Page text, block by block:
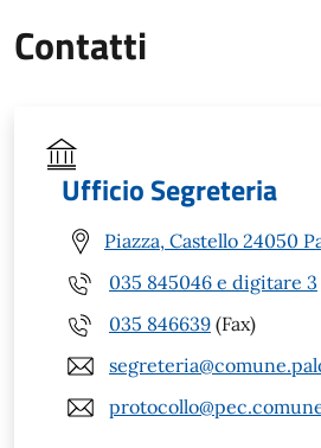
Contatti
Ufficio Segreteria
Piazza, Castello 24050
035 845046 e digitare 3
035 846639 (Fax)